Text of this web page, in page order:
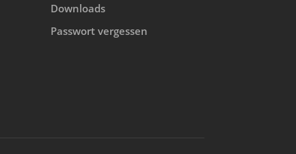
Downloads
Passwort vergessen